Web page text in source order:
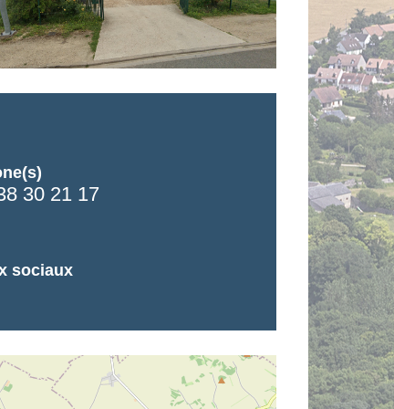
30 21 17
sociaux